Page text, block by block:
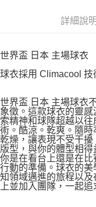
詳細說明
世界盃 日本 主場球衣
球衣採用 Climacool
世界盃 日本 主場球衣
象徵。這款球衣的靈
索精神和球隊超越以
術。酷涼。乾爽。隨時
乾燥，讓表現不受干
版型，與你的體型相
你是在看台上還是在
行動的準備。球衣的
知領域邁進的旅程以
上並加入團隊，一起追